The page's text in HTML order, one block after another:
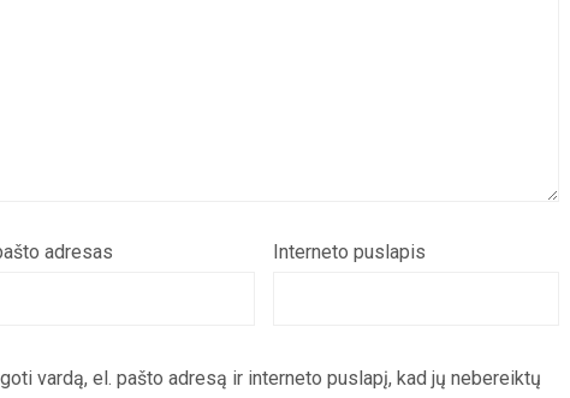
adresas Interneto puslapis
vardą, el. pašto adresą ir interneto puslapį, kad jų nebereiktų